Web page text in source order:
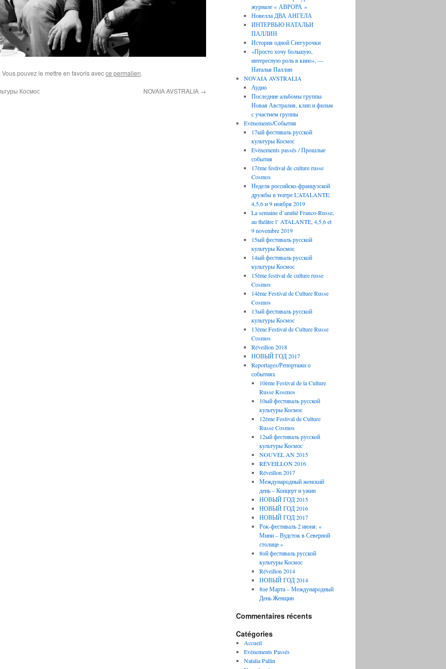
Vous pouvez le mettre en favoris avecce permalien.
Космос NOVAIA AVSTRALIA →
журнале « АВРОРА »
Новелла ДВА АНГЕЛА
ИНТЕРВЬЮ НАТАЛЬИ
ПАЛЛИН
История одной Снегурочки
«Просто хочу большую,
интересную роль в кино», —
Наталья Паллин
NOVAIA AVSTRALIA
Аудио
Последние aльбомы группы
Новая Австралия, клип и фильм
с участием группы
Evènements/События
17ый фестиваль русской
культуры Космос
Evènements passés / Прошлые
события
17ème festival de culture russe
Cosmos
Неделя российско-французской
дружбы в театре L’ATALANTE:
4,5,6 и 9 ноября 2019
La semaine d’amitié Franco-Russe,
au théâtre l’ ATALANTE, 4,5,6 et
9 novembre 2019
15ый фестиваль русской
культуры Космос
14ый фестиваль русской
культуры Космос
15ème festival de culture russe
Cosmos
14ème Festival de Culture Russe
Cosmos
13ый фестиваль русской
культуры Космос
13ème Festival de Culture Russe
Cosmos
Réveillon 2018
НОВЫЙ ГОД 2017
Reportages/Репортажи о
событиях
10ème Festival de la Culture
Russe Kosmos
10ый фестиваль русской
культуры Космос
12ème Festival de Culture
Russe Cosmos
12ый фестиваль русской
культуры Космос
NOUVEL AN 2015
RÉVEILLON 2016
Réveillon 2017
Международный женский
день – Концерт и ужин
НОВЫЙ ГОД 2015
НОВЫЙ ГОД 2016
НОВЫЙ ГОД 2017
Рок-фестиваль 2 июня: «
Мини – Вудсток в Северной
столице »
8ой фестиваль русской
культуры Космос
Réveillon 2014
НОВЫЙ ГОД 2014
8ое Марта – Международный
День Женщин
Commentaires récents
Catégories
Accueil
Evènements Passés
Natalia Pallin